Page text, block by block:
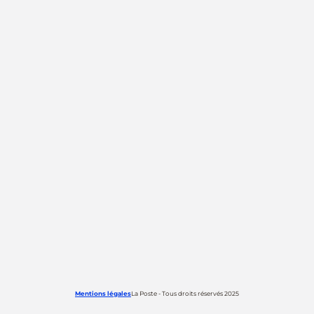
Mentions légalesLa Poste - Tous droits réservés 2025